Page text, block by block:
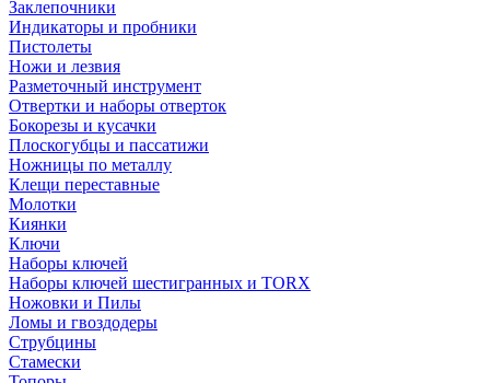
Заклепочники
Индикаторы и пробники
Пистолеты
Ножи и лезвия
Разметочный инструмент
Отвертки и наборы отверток
Бокорезы и кусачки
Плоскогубцы и пассатижи
Ножницы по металлу
Клещи переставные
Молотки
Киянки
Ключи
Наборы ключей
Наборы ключей шестигранных и TORX
Ножовки и Пилы
Ломы и гвоздодеры
Струбцины
Стамески